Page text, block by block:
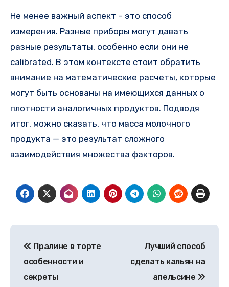
Не менее важный аспект – это способ
измерения. Разные приборы могут давать
разные результаты, особенно если они не
calibrated. В этом контексте стоит обратить
внимание на математические расчеты, которые
могут быть основаны на имеющихся данных о
плотности аналогичных продуктов. Подводя
итог, можно сказать, что масса молочного
продукта — это результат сложного
взаимодействия множества факторов.
по
записям
Пралине в торте
особенности и
секреты
Лучший способ
сделать кальян на
апельсине